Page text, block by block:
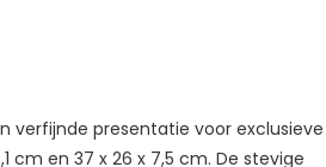
verfijnde presentatie voor exclusieve
cm en 37 x 26 x 7,5 cm. De stevige